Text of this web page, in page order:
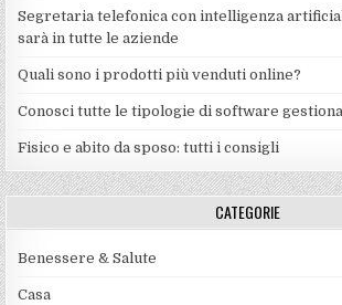
Segretaria telefonica con intelligenza
sarà in tutte le aziende
Quali sono i prodotti più venduti online?
Conosci tutte le tipologie di software
Fisico e abito da sposo: tutti i consigli
CATEGORIE
Benessere & Salute
Casa